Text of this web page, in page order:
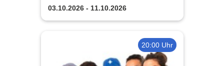
Stralsund
03.10.2026 - 11.10.2026
20:00 Uhr